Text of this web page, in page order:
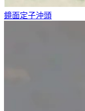
鏡面定子沖頭